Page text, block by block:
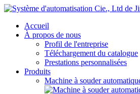
Accueil
À propos de nous
Profil de l'entreprise
Téléchargement du catalogue
Prestations personnalisées
Produits
Machine à souder